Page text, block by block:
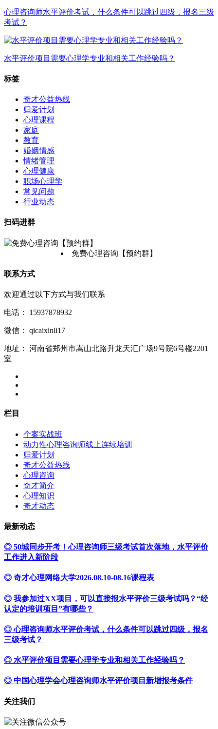
心理咨询师水平评价考试，什么条件可以跳过四级，报名三级
考试？
水平评价项目需要心理学专业和相关工作经验吗？
标签
奇才公益热线
归爱计划
心理课程
家庭
教育
婚姻情感
情绪管理
心理健康
职场心理学
常见问题
行业动态
扫码进群
免费心理咨询【预约群】
联系方式
欢迎通过以下方式与我们联系
电话： 15937878932
微信： qicaixinli17
地址：
河南省郑州市嵩山北路升龙天汇广场9号院6号楼2201
室
栏目
个案实战班
动力性心理咨询师线上连续培训
归爱计划
奇才公益热线
心理咨询
奇才简介
心理知识
奇才动态
最新动态
◎ 50城同步开考！心理咨询师三级考试首次落地，水平评价
工作进入新阶段
◎ 奇才心理网络大学2026.08.10-08.16课程表
◎ 我参加过XX项目，可以直接报水平评价三级考试吗？“经
认定的培训项目”有哪些？
◎ 心理咨询师水平评价考试，什么条件可以跳过四级，报名
三级考试？
◎ 水平评价项目需要心理学专业和相关工作经验吗？
◎ 中国心理学会心理咨询师水平评价项目新增报考条件
关注我们